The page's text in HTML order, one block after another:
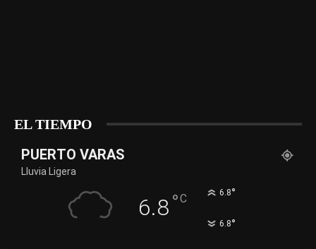
EL TIEMPO
PUERTO VARAS
Lluvia Ligera
6.8°C 6.8°
6.8°